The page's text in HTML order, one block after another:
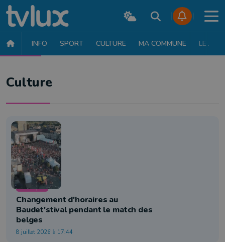
INFO SPORT CULTURE MA COMMUNE LE JT
Culture
Musique
Changement d'horaires au
Baudet'stival pendant le match des
belges
8 juillet 2026 à 17:44